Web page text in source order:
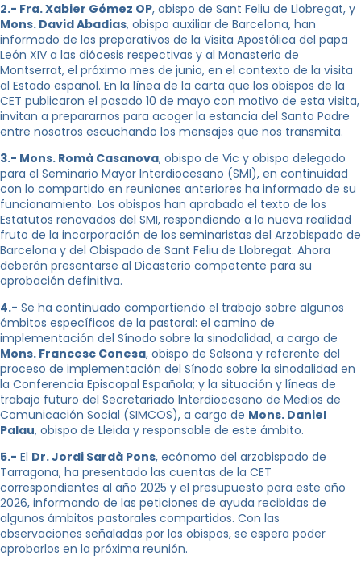
2.- Fra. Xabier Gómez OP, obispo de Sant Feliu de Llobregat, y
Mons. David Abadias, obispo auxiliar de Barcelona, han
informado de los preparativos de la Visita Apostólica del papa
León XIV a las diócesis respectivas y al Monasterio de
Montserrat, el próximo mes de junio, en el contexto de la visita
al Estado español. En la línea de la carta que los obispos de la
CET publicaron el pasado 10 de mayo con motivo de esta visita,
invitan a prepararnos para acoger la estancia del Santo Padre
entre nosotros escuchando los mensajes que nos transmita.
3.- Mons. Romà Casanova, obispo de Vic y obispo delegado
para el Seminario Mayor Interdiocesano (SMI), en continuidad
con lo compartido en reuniones anteriores ha informado de su
funcionamiento. Los obispos han aprobado el texto de los
Estatutos renovados del SMI, respondiendo a la nueva realidad
fruto de la incorporación de los seminaristas del Arzobispado de
Barcelona y del Obispado de Sant Feliu de Llobregat. Ahora
deberán presentarse al Dicasterio competente para su
aprobación definitiva.
4.- Se ha continuado compartiendo el trabajo sobre algunos
ámbitos específicos de la pastoral: el camino de
implementación del Sínodo sobre la sinodalidad, a cargo de
Mons. Francesc Conesa, obispo de Solsona y referente del
proceso de implementación del Sínodo sobre la sinodalidad en
la Conferencia Episcopal Española; y la situación y líneas de
trabajo futuro del Secretariado Interdiocesano de Medios de
Comunicación Social (SIMCOS), a cargo de Mons. Daniel
Palau, obispo de Lleida y responsable de este ámbito.
5.- El Dr. Jordi Sardà Pons, ecónomo del arzobispado de
Tarragona, ha presentado las cuentas de la CET
correspondientes al año 2025 y el presupuesto para este año
2026, informando de las peticiones de ayuda recibidas de
algunos ámbitos pastorales compartidos. Con las
observaciones señaladas por los obispos, se espera poder
aprobarlos en la próxima reunión.